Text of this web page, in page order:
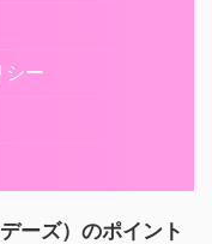
シー
ーズ）のポイント